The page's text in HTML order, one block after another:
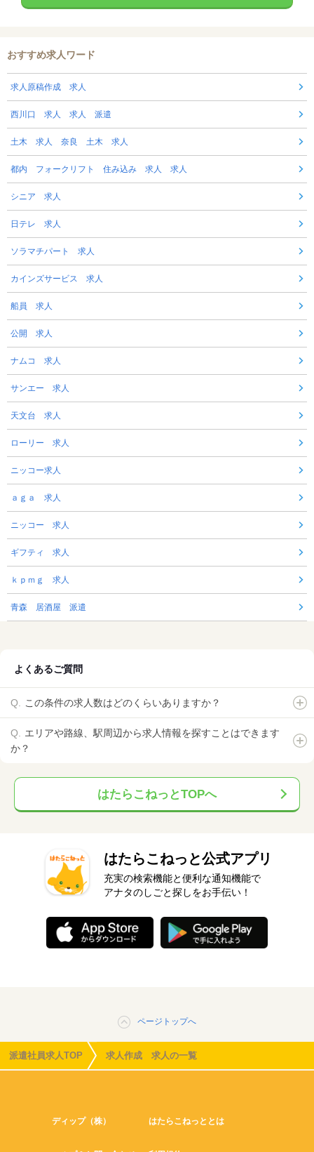
おすすめ求人ワード
求人原稿作成 求人
西川口 求人 求人 派遣
土木 求人 奈良 土木 求人
都内 フォークリフト 住み込み 求人 求人
シニア 求人
日テレ 求人
ソラマチパート 求人
カインズサービス 求人
船員 求人
公開 求人
ナムコ 求人
サンエー 求人
天文台 求人
ローリー 求人
ニッコー求人
ａｇａ 求人
ニッコー 求人
ギフティ 求人
ｋｐｍｇ 求人
青森 居酒屋 派遣
よくあるご質問
この条件の求人数はどのくらいありますか？
エリアや路線、駅周辺から求人情報を探すことはできます
か？
はたらこねっとTOPへ
はたらこねっと公式アプリ
充実の検索機能と便利な通知機能で
アナタのしごと探しをお手伝い！
ページトップへ
派遣社員求人TOP 求人作成 求人の一覧
ディップ（株） はたらこねっととは